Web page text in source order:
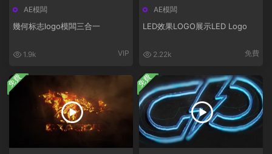
AE模闆
幾何标志logo模闆三合一
1.9k VIP
AE模闆
LED效果LOGO展示LED Logo
2.22k 免費
免費 免費